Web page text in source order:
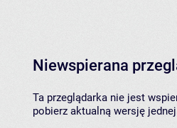
Niewspierana
Ta przeglądarka nie jest
pobierz aktualną wersję